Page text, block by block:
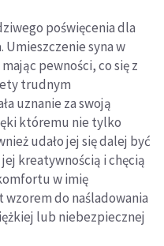
poświęcenia dla
Umieszczenie syna w
pewności, co się z
trudnym
uznanie za swoją
któremu nie tylko
udało jej się dalej być
kreatywnością i chęcią
w imię
do naśladowania
lub niebezpiecznej